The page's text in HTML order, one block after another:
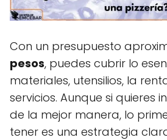
Con un presupuesto
pesos, puedes cubrir lo
materiales, utensilios, la
servicios. Aunque si quieres
de la mejor manera, lo
tener es una estrategia